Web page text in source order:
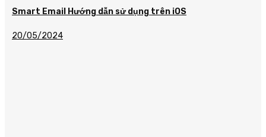
Smart Email Hướng dẫn sử dụng trên iOS
20/05/2024